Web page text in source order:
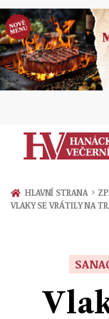
Zprávy
Přerov
Ekonomika
Sport
HLAVNÍ STRANA ›
VLAKY SE VRÁTILY NA